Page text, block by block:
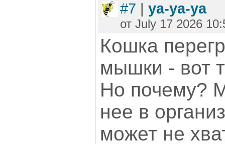
#7 | ya-ya-ya
от July 17 2026
Кошка
мышки - вот
Но почему?
нее в
может не